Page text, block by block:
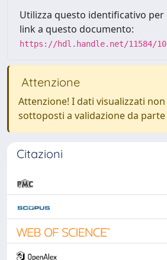
Utilizza questo identificativo
link a questo documento:
https://hdl.handle.net/11584/
Attenzione
Attenzione! I dati visualizzati
sottoposti a validazione da
Citazioni